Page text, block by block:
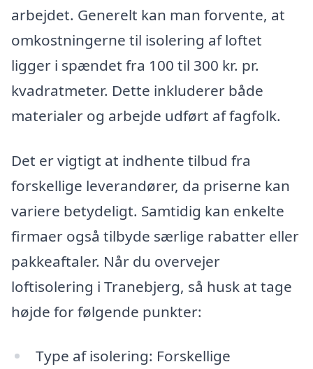
arbejdet. Generelt kan man forvente, at
omkostningerne til isolering af loftet
ligger i spændet fra 100 til 300 kr. pr.
kvadratmeter. Dette inkluderer både
materialer og arbejde udført af fagfolk.
Det er vigtigt at indhente tilbud fra
forskellige leverandører, da priserne kan
variere betydeligt. Samtidig kan enkelte
firmaer også tilbyde særlige rabatter eller
pakkeaftaler. Når du overvejer
loftisolering i Tranebjerg, så husk at tage
højde for følgende punkter:
Type af isolering: Forskellige